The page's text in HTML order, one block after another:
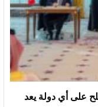
على أي دولة يعد